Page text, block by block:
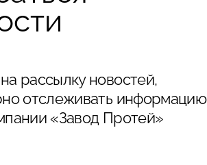
рассылку новостей,
отслеживать информацию
«Завод Протей»